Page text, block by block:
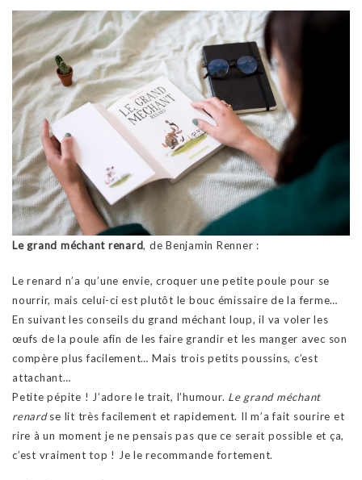
Le grand méchant renard, de Benjamin Renner :
Le renard n’a qu’une envie, croquer une petite poule pour se
nourrir, mais celui-ci est plutôt le bouc émissaire de la ferme…
En suivant les conseils du grand méchant loup, il va voler les
œufs de la poule afin de les faire grandir et les manger avec son
compère plus facilement… Mais trois petits poussins, c’est
attachant…
Petite pépite ! J’adore le trait, l’humour. Le grand méchant
renardse lit très facilement et rapidement. Il m’a fait sourire et
rire à un moment je ne pensais pas que ce serait possible et ça,
c’est vraiment top ! Je le recommande fortement.